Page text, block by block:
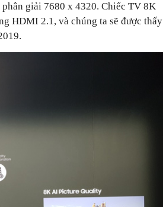
giải 7680 x 4320. Chiếc TV 8K
HDMI 2.1, và chúng ta sẽ được thấy